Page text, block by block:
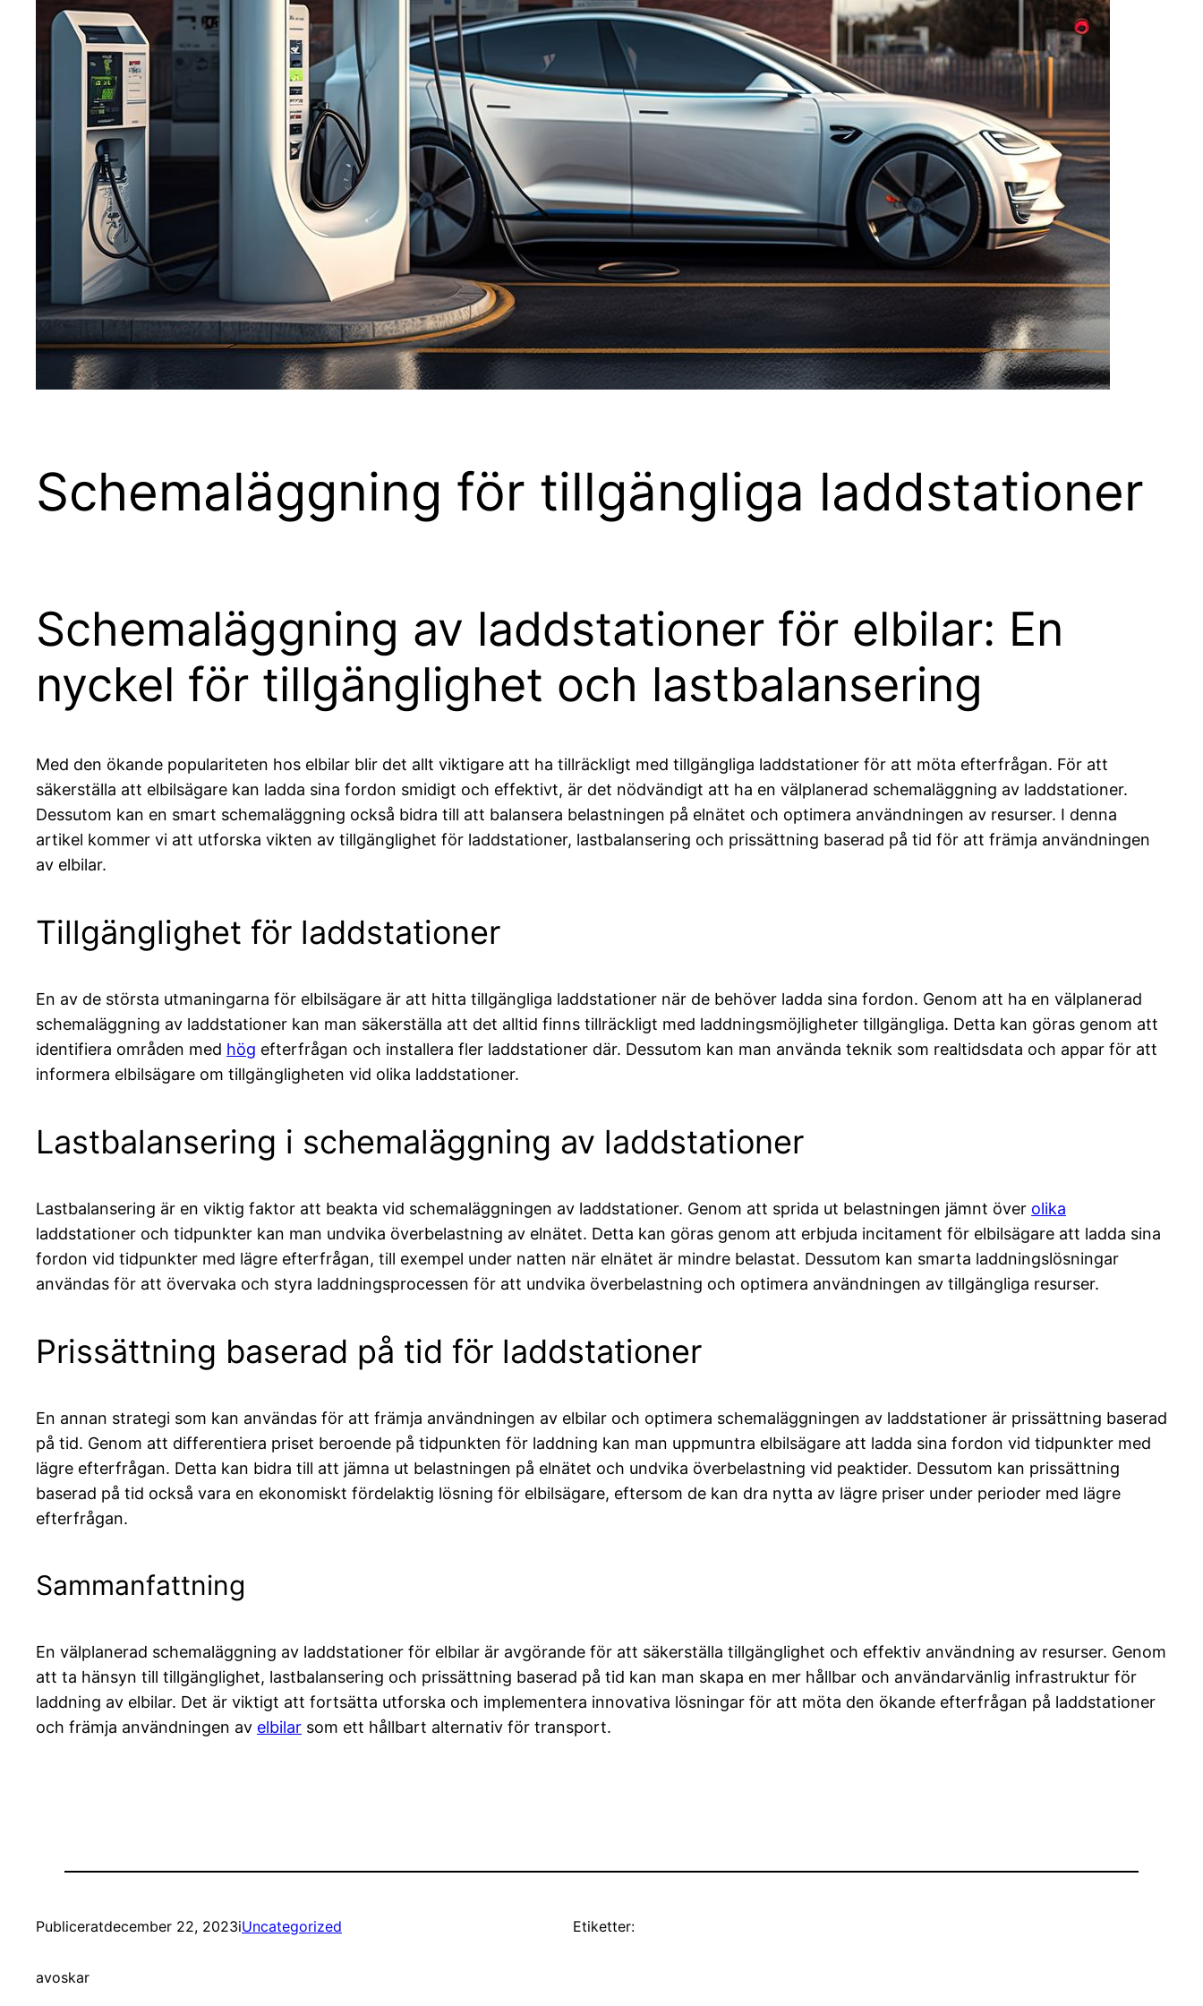
Schemaläggning för tillgängliga laddstationer
Schemaläggning av laddstationer för elbilar: En
nyckel för tillgänglighet och lastbalansering
Med den ökande populariteten hos elbilar blir det allt viktigare att ha tillräckligt med tillgängliga laddstationer för att möta efterfrågan. För att
säkerställa att elbilsägare kan ladda sina fordon smidigt och effektivt, är det nödvändigt att ha en välplanerad schemaläggning av laddstationer.
Dessutom kan en smart schemaläggning också bidra till att balansera belastningen på elnätet och optimera användningen av resurser. I denna
artikel kommer vi att utforska vikten av tillgänglighet för laddstationer, lastbalansering och prissättning baserad på tid för att främja användningen
av elbilar.
Tillgänglighet för laddstationer
En av de största utmaningarna för elbilsägare är att hitta tillgängliga laddstationer när de behöver ladda sina fordon. Genom att ha en välplanerad
schemaläggning av laddstationer kan man säkerställa att det alltid finns tillräckligt med laddningsmöjligheter tillgängliga. Detta kan göras genom att
identifiera områden med hög efterfrågan och installera fler laddstationer där. Dessutom kan man använda teknik som realtidsdata och appar för att
informera elbilsägare om tillgängligheten vid olika laddstationer.
Lastbalansering i schemaläggning av laddstationer
Lastbalansering är en viktig faktor att beakta vid schemaläggningen av laddstationer. Genom att sprida ut belastningen jämnt över olika
laddstationer och tidpunkter kan man undvika överbelastning av elnätet. Detta kan göras genom att erbjuda incitament för elbilsägare att ladda sina
fordon vid tidpunkter med lägre efterfrågan, till exempel under natten när elnätet är mindre belastat. Dessutom kan smarta laddningslösningar
användas för att övervaka och styra laddningsprocessen för att undvika överbelastning och optimera användningen av tillgängliga resurser.
Prissättning baserad på tid för laddstationer
En annan strategi som kan användas för att främja användningen av elbilar och optimera schemaläggningen av laddstationer är prissättning baserad
på tid. Genom att differentiera priset beroende på tidpunkten för laddning kan man uppmuntra elbilsägare att ladda sina fordon vid tidpunkter med
lägre efterfrågan. Detta kan bidra till att jämna ut belastningen på elnätet och undvika överbelastning vid peaktider. Dessutom kan prissättning
baserad på tid också vara en ekonomiskt fördelaktig lösning för elbilsägare, eftersom de kan dra nytta av lägre priser under perioder med lägre
efterfrågan.
Sammanfattning
En välplanerad schemaläggning av laddstationer för elbilar är avgörande för att säkerställa tillgänglighet och effektiv användning av resurser. Genom
att ta hänsyn till tillgänglighet, lastbalansering och prissättning baserad på tid kan man skapa en mer hållbar och användarvänlig infrastruktur för
laddning av elbilar. Det är viktigt att fortsätta utforska och implementera innovativa lösningar för att möta den ökande efterfrågan på laddstationer
och främja användningen av elbilar som ett hållbart alternativ för transport.
Publiceratdecember 22, 2023iUncategorized
avoskar
Etiketter: